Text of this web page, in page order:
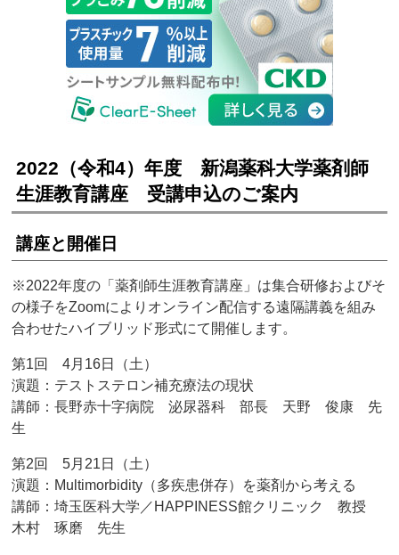
2022（令和4）年度 新潟薬科大学薬剤師
生涯教育講座 受講申込のご案内
講座と開催日
※2022年度の「薬剤師生涯教育講座」は集合研修およびそ
の様子をZoomによりオンライン配信する遠隔講義を組み
合わせたハイブリッド形式にて開催します。
第1回 4月16日（土）
演題：テストステロン補充療法の現状
講師：長野赤十字病院 泌尿器科 部長 天野 俊康 先
生
第2回 5月21日（土）
演題：Multimorbidity（多疾患併存）を薬剤から考える
講師：埼玉医科大学／HAPPINESS館クリニック 教授
木村 琢磨 先生